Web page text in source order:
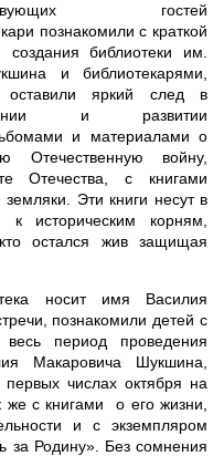
гостей
познакомили с краткой
создания библиотеки им.
и библиотекарями,
оставили яркий след в
и развитии
и материалами о
Отечественную войну,
Отечества, с книгами
Эти книги несут в
историческим корням,
остался жив защищая
носит имя Василия
познакомили детей с
период проведения
Макаровича Шукшина,
числах октября на
же с книгами о его жизни,
и с экземпляром
за Родину». Без сомнения